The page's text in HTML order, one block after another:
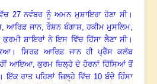
27 ਨਵੰਬਰ ਨੂੰ ਅਮਨ ਮੁਸ਼ਾਇਰਾ ਹੋਣਾ ਸੀ।
ਆਰਿਫ਼ ਜਾਨ, ਰੌਸ਼ਨ ਬੰਗਾਸ਼, ਹਕੀਮ ਮੁਸਲਿਮ,
ਸ਼ਾਇਰਾਂ ਨੇ ਇਸ ਵਿੱਚ ਹਿੱਸਾ ਲੈਣਾ ਸੀ।
। ਸਿਰਫ਼ ਆਰਿਫ਼ ਜਾਨ ਹੀ ਪ੍ਰੈੱਸ ਕਲੱਬ
ਆਇਆ, ਕੁਰਮ ਜ਼ਿਲ੍ਹੇ ਦੇ ਹੋਰਨਾਂ ਹਿੱਸਿਆਂ ਤੋਂ
ਇੱਕ ਰਾਤ ਪਹਿਲਾਂ ਜ਼ਿਲ੍ਹੇ ਵਿੱਚ 10 ਬੰਦੇ ਹਿੰਸਾ